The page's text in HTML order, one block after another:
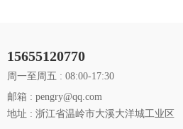
15655120770
周一至周五 : 08:00-17:30
邮箱 : pengry@qq.com
地址 : 浙江省温岭市大溪大洋城工业区